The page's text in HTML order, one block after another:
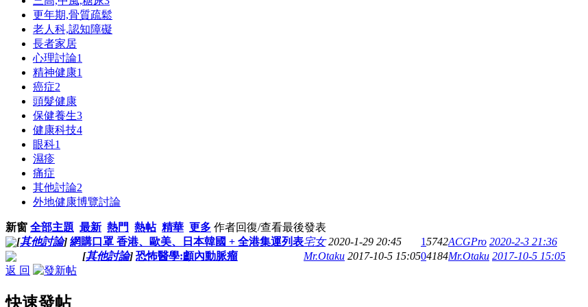
更年期,骨質疏鬆
老人科,認知障礙
長者家居
心理討論1
精神健康1
癌症2
頭髮健康
保健養生3
健康科技4
眼科1
濕疹
痛症
其他討論2
外地健康博覽討論
新窗 全部主題 最新 熱門 熱帖 精華 更多 作者回復/查看最後發表
[其他討論] 網購口罩 香港、歐美、日本韓國 + 全港集運列表宅女 2020-1-29 20:45 15742ACGPro 2020-2-3 21:36
[其他討論] 恐怖醫學:顱內動脈瘤 Mr.Otaku 2017-10-5 15:0504184Mr.Otaku 2017-10-5 15:05
返 回
快速發帖